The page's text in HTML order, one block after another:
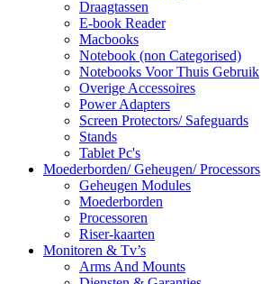
Draagtassen
E-book Reader
Macbooks
Notebook (non Categorised)
Notebooks Voor Thuis Gebruik
Overige Accessoires
Power Adapters
Screen Protectors/ Safeguards
Stands
Tablet Pc's
Moederborden/ Geheugen/ Processors
Geheugen Modules
Moederborden
Processoren
Riser-kaarten
Monitoren & Tv’s
Arms And Mounts